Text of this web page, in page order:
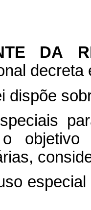
DA
dispõe